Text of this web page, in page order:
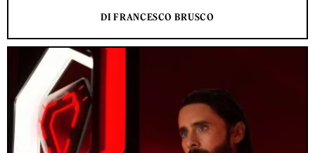
DI FRANCESCO BRUSCO